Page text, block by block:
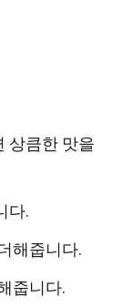
상큼한 맛을
다.
해줍니다.
줍니다.